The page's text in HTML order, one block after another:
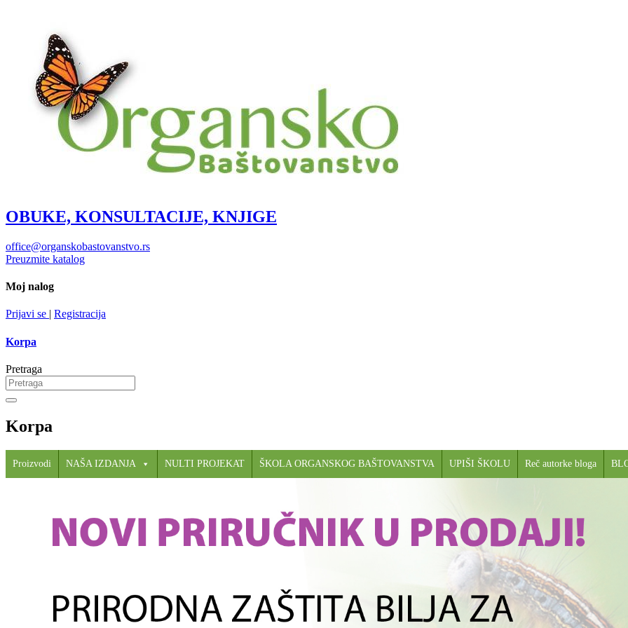
OBUKE, KONSULTACIJE, KNJIGE
office@organskobastovanstvo.rs
Preuzmite katalog
Moj nalog
Prijavi se | Registracija
Korpa
Pretraga
Korpa
Proizvodi NAŠA IZDANJA NULTI PROJEKAT ŠKOLA ORGANSKOG BAŠTOVANSTVA UPIŠI ŠKOLU Reč autorke bloga